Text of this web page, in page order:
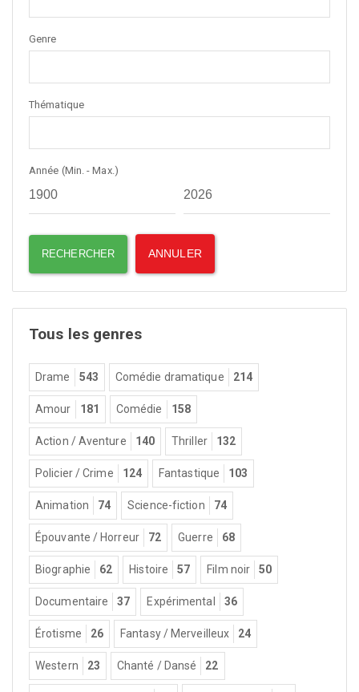
Genre
Thématique
Année (Min. - Max.)
Tous les genres
Drame 543 Comédie dramatique 214
Amour 181 Comédie 158
Action / Aventure 140 Thriller 132
Policier / Crime 124 Fantastique 103
Animation 74 Science-fiction 74
Épouvante / Horreur 72 Guerre 68
Biographie 62 Histoire 57 Film noir 50
Documentaire 37 Expérimental 36
Érotisme 26 Fantasy / Merveilleux 24
Western 23 Chanté / Dansé 22